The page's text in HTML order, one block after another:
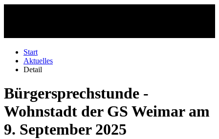
Start
Aktuelles
Detail
Bürgersprechstunde -
Wohnstadt der GS Weimar am
9. September 2025